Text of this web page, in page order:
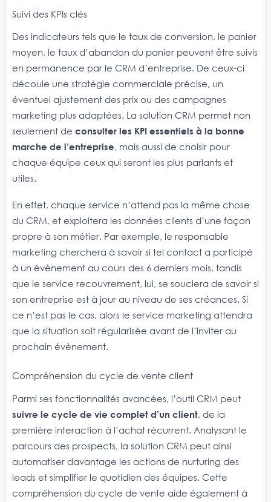
Suivi des KPIs clés
Des indicateurs tels que le taux de conversion, le panier
moyen, le taux d’abandon du panier peuvent être suivis
en permanence par le CRM d’entreprise. De ceux-ci
découle une stratégie commerciale précise, un
éventuel ajustement des prix ou des campagnes
marketing plus adaptées. La solution CRM permet non
seulement de consulter les KPI essentiels à la bonne
marche de l’entreprise, mais aussi de choisir pour
chaque équipe ceux qui seront les plus parlants et
utiles.
En effet, chaque service n’attend pas la même chose
du CRM, et exploitera les données clients d’une façon
propre à son métier. Par exemple, le responsable
marketing cherchera à savoir si tel contact a participé
à un évènement au cours des 6 derniers mois, tandis
que le service recouvrement, lui, se souciera de savoir si
son entreprise est à jour au niveau de ses créances. Si
ce n’est pas le cas, alors le service marketing attendra
que la situation soit régularisée avant de l’inviter au
prochain évènement.
Compréhension du cycle de vente client
Parmi ses fonctionnalités avancées, l’outil CRM peut
suivre le cycle de vie complet d’un client , de la
première interaction à l’achat récurrent. Analysant le
parcours des prospects, la solution CRM peut ainsi
automatiser davantage les actions de nurturing des
leads et simplifier le quotidien des équipes. Cette
compréhension du cycle de vente aide également à